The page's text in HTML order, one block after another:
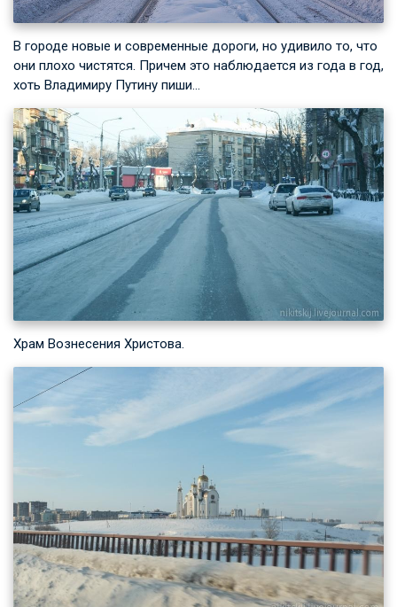
В городе новые и современные дороги, но удивило то, что
они плохо чистятся. Причем это наблюдается из года в год,
хоть Владимиру Путину пиши…
Храм Вознесения Христова.